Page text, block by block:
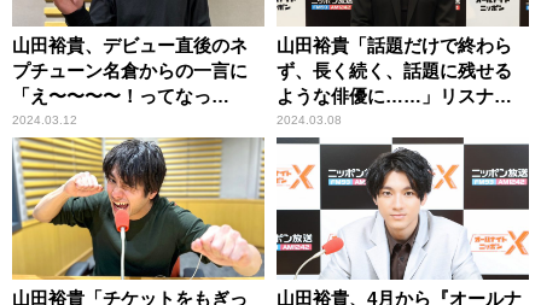
山田裕貴、デビュー直後のネ
プチューン名倉からの一言に
「え〜〜〜〜！ってなっ
て……」
2024.03.12
山田裕貴「話題だけで終わら
ず、長く続く、話題に残せる
ような俳優に……」リスナー
に感謝のメッセージ ～「オ
ールナイトニッポン」リスナ
ーが選ぶ『第47回日本アカデ
ミー賞 話題賞』俳優部門受賞
2024.03.08
山田裕貴「チケットをもぎっ 山田裕貴、4月から『オールナ